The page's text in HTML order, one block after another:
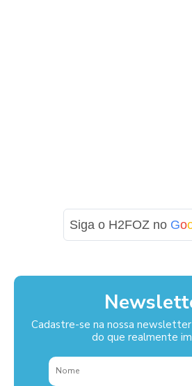
Siga o H2FOZ no Go
Cadastre-se na nossa
do que realmente